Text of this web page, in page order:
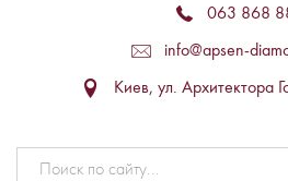
063 868
info@apsen-
Киев, ул. Архитектора